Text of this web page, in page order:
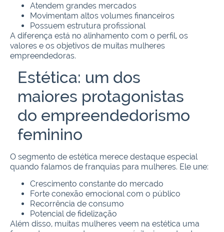
Atendem grandes mercados
Movimentam altos volumes financeiros
Possuem estrutura profissional
A diferença está no alinhamento com o perfil, os
valores e os objetivos de muitas mulheres
empreendedoras.
Estética: um dos
maiores protagonistas
do empreendedorismo
feminino
O segmento de estética merece destaque especial
quando falamos de franquias para mulheres. Ele une:
Crescimento constante do mercado
Forte conexão emocional com o público
Recorrência de consumo
Potencial de fidelização
Além disso, muitas mulheres veem na estética uma